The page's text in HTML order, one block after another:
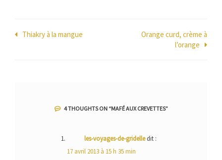
Navigation
Thiakry à la mangue
Orange curd, crème à
l’orange
4 THOUGHTS ON “MAFÉ AUX CREVETTES”
les-voyages-de-gridelle dit :
17 avril 2013 à 15 h 35 min